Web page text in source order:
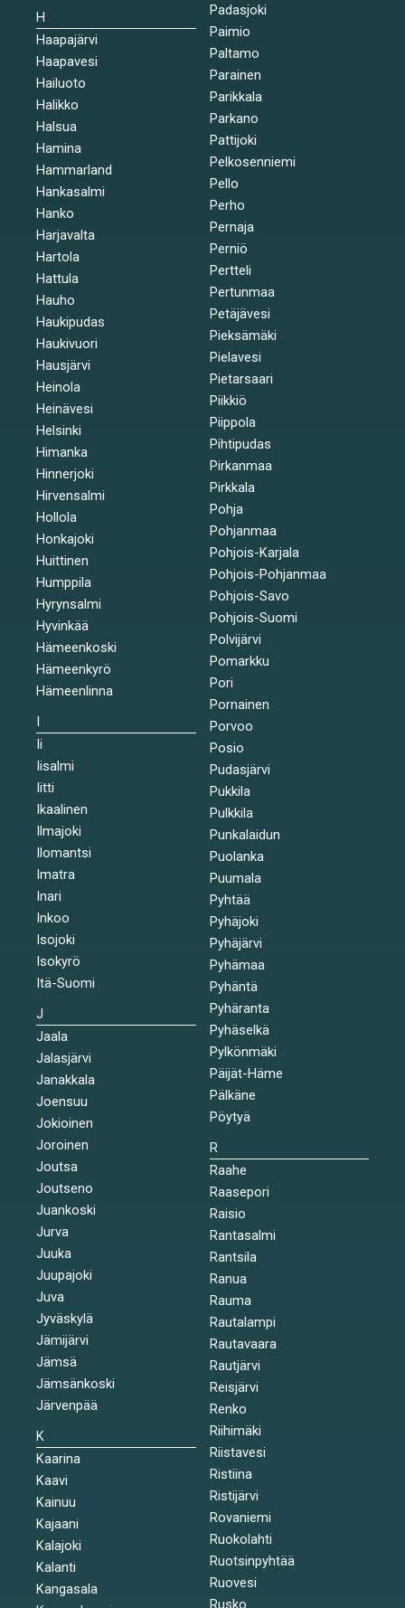
H
Haapajärvi
Haapavesi
Hailuoto
Halikko
Halsua
Hamina
Hammarland
Hankasalmi
Hanko
Harjavalta
Hartola
Hattula
Hauho
Haukipudas
Haukivuori
Hausjärvi
Heinola
Heinävesi
Helsinki
Himanka
Hinnerjoki
Hirvensalmi
Hollola
Honkajoki
Huittinen
Humppila
Hyrynsalmi
Hyvinkää
Hämeenkoski
Hämeenkyrö
Hämeenlinna
I
Ii
Iisalmi
Iitti
Ikaalinen
Ilmajoki
Ilomantsi
Imatra
Inari
Inkoo
Isojoki
Isokyrö
Itä-Suomi
J
Jaala
Jalasjärvi
Janakkala
Joensuu
Jokioinen
Joroinen
Joutsa
Joutseno
Juankoski
Jurva
Juuka
Juupajoki
Juva
Jyväskylä
Jämijärvi
Jämsä
Jämsänkoski
Järvenpää
K
Kaarina
Kaavi
Kainuu
Kajaani
Kalajoki
Kalanti
Kangasala
Padasjoki
Paimio
Paltamo
Parainen
Parikkala
Parkano
Pattijoki
Pelkosenniemi
Pello
Perho
Pernaja
Perniö
Pertteli
Pertunmaa
Petäjävesi
Pieksämäki
Pielavesi
Pietarsaari
Piikkiö
Piippola
Pihtipudas
Pirkanmaa
Pirkkala
Pohja
Pohjanmaa
Pohjois-Karjala
Pohjois-Pohjanmaa
Pohjois-Savo
Pohjois-Suomi
Polvijärvi
Pomarkku
Pori
Pornainen
Porvoo
Posio
Pudasjärvi
Pukkila
Pulkkila
Punkalaidun
Puolanka
Puumala
Pyhtää
Pyhäjoki
Pyhäjärvi
Pyhämaa
Pyhäntä
Pyhäranta
Pyhäselkä
Pylkönmäki
Päijät-Häme
Pälkäne
Pöytyä
R
Raahe
Raasepori
Raisio
Rantasalmi
Rantsila
Ranua
Rauma
Rautalampi
Rautavaara
Rautjärvi
Reisjärvi
Renko
Riihimäki
Riistavesi
Ristiina
Ristijärvi
Rovaniemi
Ruokolahti
Ruotsinpyhtää
Ruovesi
Rusko